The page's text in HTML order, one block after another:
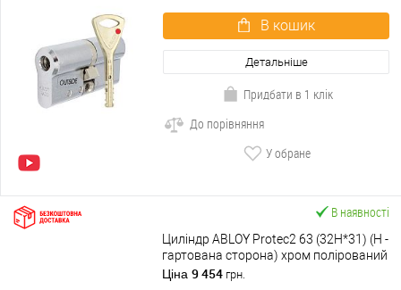
В кошик
Детальніше
Придбати в 1 клік
До порівняння
У обране
В наявності
Циліндр ABLOY Protec2 63 (32H*31) (H -
гартована сторона) хром полірований
Ціна 9 454 грн.